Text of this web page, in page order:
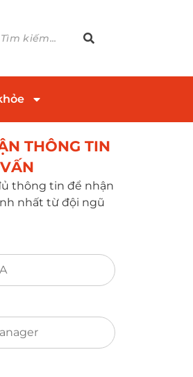
THÔNG TIN
thông tin để nhận
nhất từ đội ngũ